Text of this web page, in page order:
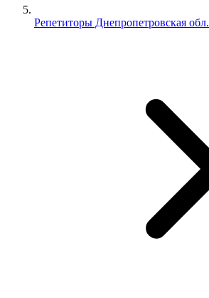
Репетиторы Днепропетровская обл.